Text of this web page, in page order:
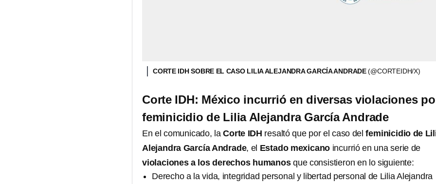
CORTE IDH SOBRE EL CASO LILIA ALEJANDRA GARCÍA ANDRADE(@CORTEIDH/X)
Corte IDH: México incurrió en diversas violaciones
feminicidio de Lilia Alejandra García Andrade
En el comunicado, laCorte IDH resaltó que por el caso delfeminicidio de
Alejandra García Andrade, el Estado mexicano incurrió en una serie de
violaciones a los derechos humanosque consistieron en lo siguiente:
Derecho a la vida, integridad personal y libertad personal de Lilia Alejandra